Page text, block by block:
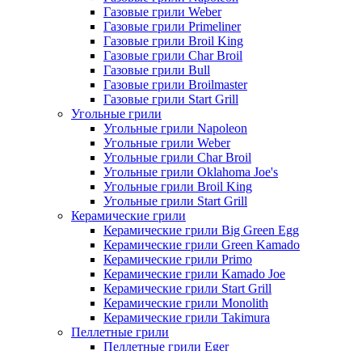
Газовые грили Weber
Газовые грили Primeliner
Газовые грили Broil King
Газовые грили Char Broil
Газовые грили Bull
Газовые грили Broilmaster
Газовые грили Start Grill
Угольные грили
Угольные грили Napoleon
Угольные грили Weber
Угольные грили Char Broil
Угольные грили Oklahoma Joe's
Угольные грили Broil King
Угольные грили Start Grill
Керамические грили
Керамические грили Big Green Egg
Керамические грили Green Kamado
Керамические грили Primo
Керамические грили Kamado Joe
Керамические грили Start Grill
Керамические грили Monolith
Керамические грили Takimura
Пеллетные грили
Пеллетные грили Eger